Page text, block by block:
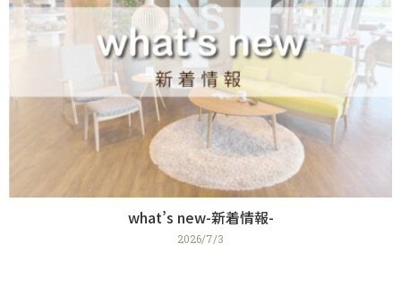
what’s new-新着情報-
2026/7/3